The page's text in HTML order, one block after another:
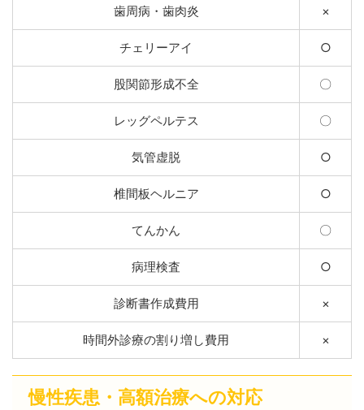
歯周病・歯肉炎 ×
チェリーアイ ○
股関節形成不全 〇
レッグペルテス 〇
気管虚脱 ○
椎間板ヘルニア ○
てんかん 〇
病理検査 ○
診断書作成費用 ×
時間外診療の割り増し費用 ×
慢性疾患・高額治療への対応